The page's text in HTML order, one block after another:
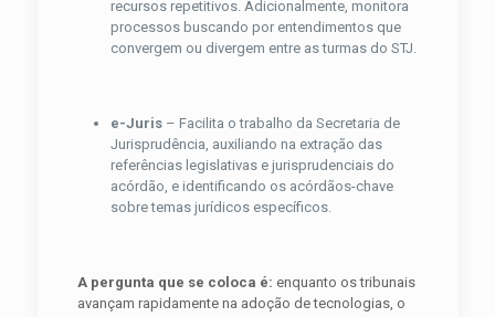
recursos repetitivos. Adicionalmente, monitora
processos buscando por entendimentos que
convergem ou divergem entre as turmas do STJ.
e-Juris– Facilita o trabalho da Secretaria de
Jurisprudência, auxiliando na extração das
referências legislativas e jurisprudenciais do
acórdão, e identificando os acórdãos-chave
sobre temas jurídicos específicos.
A pergunta que se coloca é: enquanto os tribunais
avançam rapidamente na adoção de tecnologias, o